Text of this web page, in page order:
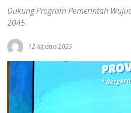
Dukung Program Pemerintah
2045
12 Agustus 2025